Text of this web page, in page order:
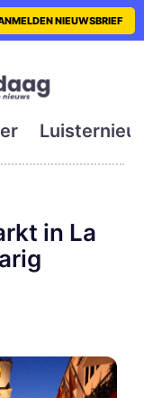
eerste
NIEUWSBRIEF
in La